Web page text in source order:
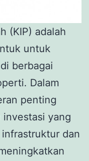
(KIP) adalah
untuk
berbagai
Dalam
penting
investasi yang
dan